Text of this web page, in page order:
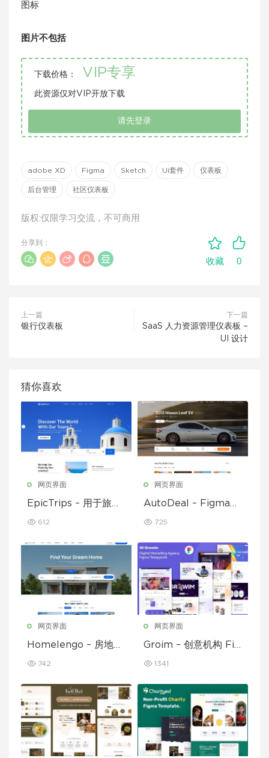
图标
图片不包括
下载价格： VIP专享
此资源仅对VIP开放下载
请先登录
adobe XD Figma Sketch Ui套件 仪表板
后台管理 社区仪表板
版权:仅限学习交流，不可商用
收藏 0
分享到：
上一篇
银行仪表板
下一篇
SaaS 人力资源管理仪表板 –
UI 设计
猜你喜欢
网页界面
EpicTrips – 用于旅行
模板
612
网页界面
AutoDeal – Figma
和挂牌
725
网页界面
Homelengo – 房地产
742
网页界面
Groim – 创意机构 Fig
1341